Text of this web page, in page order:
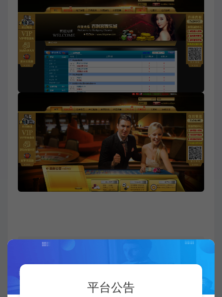
1.本文部分内容转载自其它媒体，但并不代表本站赞同其观点和
2.若您需要商业运营或用于其他商业活动，请您购买正版授权
平台公告